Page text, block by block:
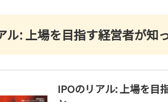
ル: 上場を目指す経営者が知
IPOのリアル: 上場を目